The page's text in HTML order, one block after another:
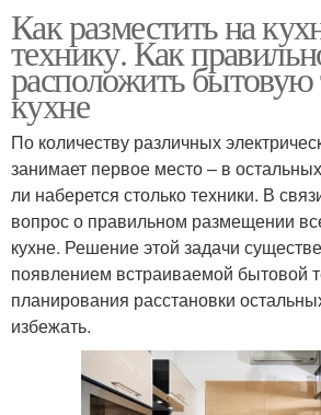
Как разместить на
технику. Как
расположить бытовую
кухне
По количеству различных
занимает первое место – в
ли наберется столько техники. В
вопрос о правильном размещении
кухне. Решение этой задачи
появлением встраиваемой бытовой
планирования расстановки
избежать.